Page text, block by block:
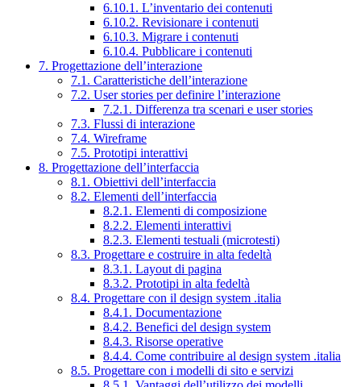
6.10.1. L’inventario dei contenuti
6.10.2. Revisionare i contenuti
6.10.3. Migrare i contenuti
6.10.4. Pubblicare i contenuti
7. Progettazione dell’interazione
7.1. Caratteristiche dell’interazione
7.2. User stories per definire l’interazione
7.2.1. Differenza tra scenari e user stories
7.3. Flussi di interazione
7.4. Wireframe
7.5. Prototipi interattivi
8. Progettazione dell’interfaccia
8.1. Obiettivi dell’interfaccia
8.2. Elementi dell’interfaccia
8.2.1. Elementi di composizione
8.2.2. Elementi interattivi
8.2.3. Elementi testuali (microtesti)
8.3. Progettare e costruire in alta fedeltà
8.3.1. Layout di pagina
8.3.2. Prototipi in alta fedeltà
8.4. Progettare con il design system .italia
8.4.1. Documentazione
8.4.2. Benefici del design system
8.4.3. Risorse operative
8.4.4. Come contribuire al design system .italia
8.5. Progettare con i modelli di sito e servizi